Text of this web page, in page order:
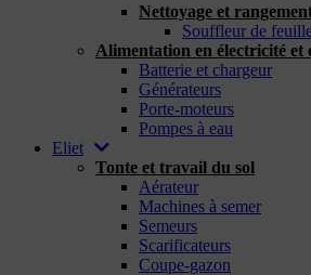
Nettoyage et
Souffleur de
Alimentation en électricité et
Batterie et chargeur
Générateurs
Porte-moteurs
Pompes à eau
Eliet
Tonte et travail du sol
Aérateur
Machines à semer
Semeurs
Scarificateurs
Coupe-gazon